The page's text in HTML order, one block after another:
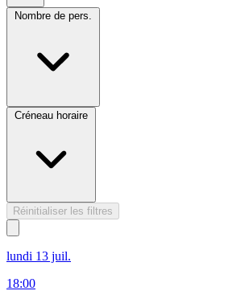
Nombre de pers.
Créneau horaire
Réinitialiser les filtres
lundi 13 juil.
18:00